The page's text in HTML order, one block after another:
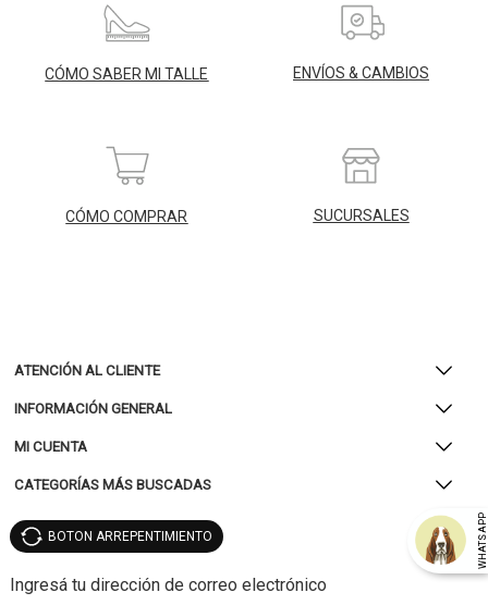
CÓMO SABER MI TALLE ENVÍOS & CAMBIOS
CÓMO COMPRAR SUCURSALES
ATENCIÓN AL CLIENTE
INFORMACIÓN GENERAL
MI CUENTA
CATEGORÍAS MÁS BUSCADAS
WHATSAPP
BOTON ARREPENTIMIENTO